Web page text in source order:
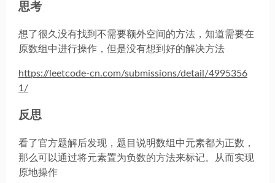
思考
想了很久没有找到不需要额外空间的方法，知道需要在
原数组中进行操作，但是没有想到好的解决方法
https://leetcode-cn.com/submissions/detail/4995356
1/
反思
看了官方题解后发现，题目说明数组中元素都为正数，
那么可以通过将元素置为负数的方法来标记。从而实现
原地操作